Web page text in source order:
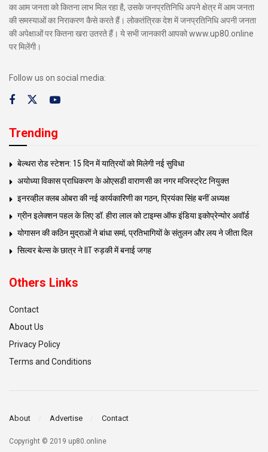
का आम जनता को कितना लाभ मिल रहा है, उसके जनप्रतिनिधि अपने क्षेत्र में आम जनता
की समस्याओं का निराकरण कैसे करते हैं। लोकतंत्रिक देश में जनप्रतिनिधि अपनी जनता
की अपेक्षाओं पर कितना खरा उतरते हैं। ये सभी जानकारी आपको www.up80.online
पर मिलेंगी।
Follow us on social media:
Trending
बेल्थरा रोड स्टेशन: 15 दिन में यात्रियों को मिलेगी नई सुविधा
अयोध्या विकास प्राधिकरण के ओएसडी वाराणसी का नगर मजिस्ट्रेट नियुक्त
इनरव्हील क्लब ओबरा की नई कार्यकारिणी का गठन, प्रियंका सिंह बनीं अध्यक्ष
ग्रीन इलेक्शन पहल के लिए डॉ. हीरा लाल को टाइम्स ऑफ इंडिया इकोप्रेन्योर अवॉर्ड
योगासन की कठिन मुद्राओं ने बांधा समां, प्रतिभागियों के संतुलन और लय ने जीता दिल
सिल्वर बेल्स के छात्र ने IIT रुड़की में बनाई जगह
Others Links
Contact
About Us
Privacy Policy
Terms and Conditions
About Advertise Contact
Copyright © 2019 up80.online